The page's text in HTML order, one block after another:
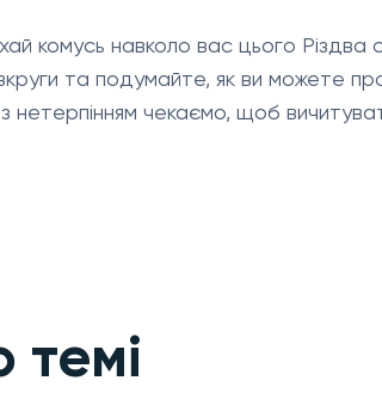
комусь навколо вас цього Різдва
та подумайте, як ви можете
нетерпінням чекаємо, щоб
темі